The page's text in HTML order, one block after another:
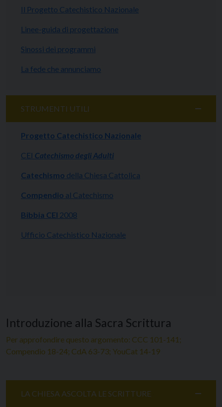
Il Progetto Catechistico Nazionale
Linee-guida di progettazione
Sinossi dei programmi
La fede che annunciamo
STRUMENTI UTILI
Progetto Catechistico Nazionale
CEI Catechismo degli Adulti
Catechismo della Chiesa Cattolica
Compendio al Catechismo
Bibbia CEI 2008
Ufficio Catechistico Nazionale
Introduzione alla Sacra Scrittura
Per approfondire questo argomento: CCC 101-141;
Compendio 18-24; CdA 63-73; YouCat 14-19
LA CHIESA ASCOLTA LE SCRITTURE